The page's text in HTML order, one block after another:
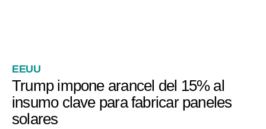
EEUU
Trump impone arancel del 15% al
insumo clave para fabricar paneles
solares